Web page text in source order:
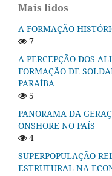
Mais lidos
A FORMAÇÃO
7
A PERCEPÇÃO DOS
FORMAÇÃO DE
PARAÍBA
5
PANORAMA DA
ONSHORE NO PAÍS
4
SUPERPOPULAÇÃO
ESTRUTURAL NA